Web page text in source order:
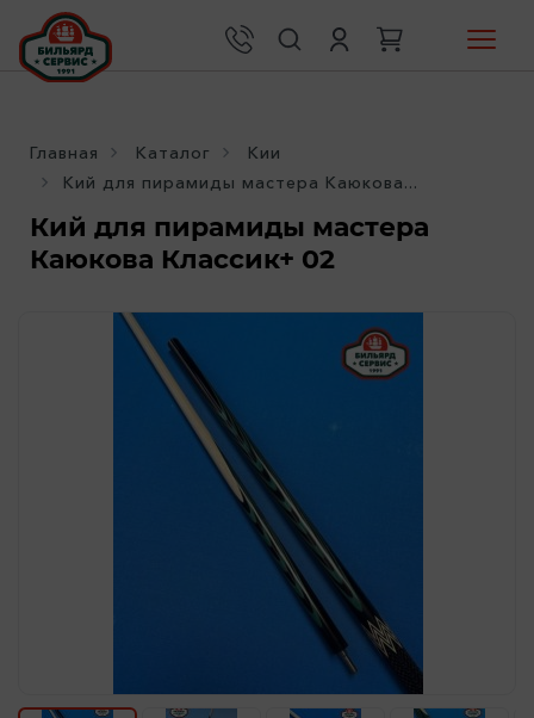
Главная Каталог
Кии
Кий для пирамиды мастера Каюкова...
Кий для пирамиды мастера
Каюкова Классик+ 02